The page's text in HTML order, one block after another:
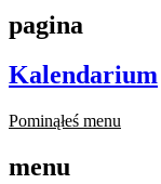
pagina
Kalendarium
Pominąłeś menu
menu